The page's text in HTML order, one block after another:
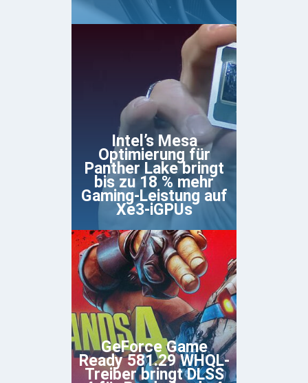
Intel’s Mesa
Optimierung für
Panther Lake bringt
bis zu 18 % mehr
Gaming-Leistung auf
Xe3-iGPUs
GeForce Game
Ready 581.29 WHQL-
Treiber bringt DLSS